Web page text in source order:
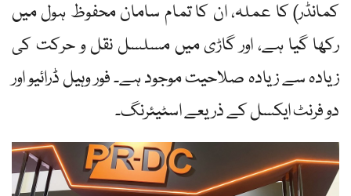
کمانڈر) کا عملہ، ان کا تمام سامان محفوظ ہول میں
رکھا گیا ہے، اور گاڑی میں مسلسل نقل و حرکت کی
زیادہ سے زیادہ صلاحیت موجود ہے۔ فور وہیل ڈرائیو اور
دو فرنٹ ایکسل کے ذریعے اسٹیئرنگ۔